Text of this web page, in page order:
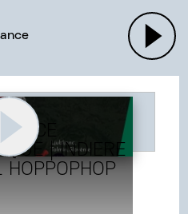
|
| INDIERE